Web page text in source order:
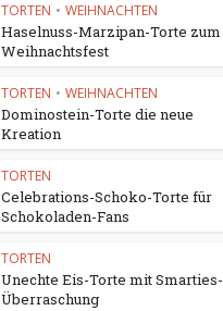
TORTEN • WEIHNACHTEN
Haselnuss-Marzipan-Torte zum
Weihnachtsfest
TORTEN • WEIHNACHTEN
Dominostein-Torte die neue
Kreation
TORTEN
Celebrations-Schoko-Torte für
Schokoladen-Fans
TORTEN
Unechte Eis-Torte mit Smarties-
Überraschung